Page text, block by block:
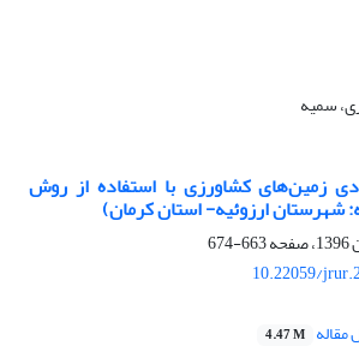
سمیه
زمین‌های کشاورزی با استفاده از روش
شهرستان ارزوئیه- استان کرمان)
663-674
10.22059/
4.47 M